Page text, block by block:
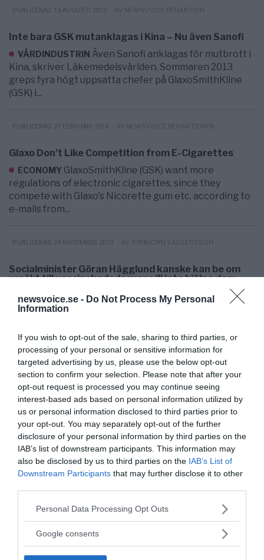
newsvoice.se - Do Not Process My Personal
Information
If you wish to opt-out of the sale, sharing to third parties, or
processing of your personal or sensitive information for
targeted advertising by us, please use the below opt-out
section to confirm your selection. Please note that after your
opt-out request is processed you may continue seeing
interest-based ads based on personal information utilized by
us or personal information disclosed to third parties prior to
your opt-out. You may separately opt-out of the further
disclosure of your personal information by third parties on the
IAB’s list of downstream participants. This information may
also be disclosed by us to third parties on the IAB’s List of
Downstream Participants that may further disclose it to other
Please note that this website/app uses one or more Google
not limited to your visit or usage behaviour. You may click to
use your data for below specified purposes in below Google
Personal Data Processing Opt Outs
Google consents
PUBLICERAD 13 AUGUSTI 2013 - AV NEWSVOICE REDAKTION
Inte bara GSK mutanklagas i Kina – Nu även Sanofi
VÅRDINDUSTRIN Även Sanofi anklagas för mutbrott i
Kina, skriver Läkemedelsvärlden. Sommaren 2013
greps fyra högt uppsatta chefer på GlaxoSmithKline
(GSK) i...
PUBLICERAD 21 FEBRUARI 2014 - AV NEWSVOICE REDAKTIONEN
Glaxo Don’t Like Competition from E-Cigarettes
ECONOMY GlaxoSmithKline (GSK) want more
regulations of electronic cigarettes, since they
compete with Glaxo's Nicorette gum etc, according to
e-mails from...
PUBLICERAD 24 NOVEMBER 2013 - AV TORBJÖRN SASSERSSON
Socialminister Göran Hägglund kanske kan be om
ursäkt till vaccinskadade men vill inte hjälpa dem
HÄLSADEBATT. Socialministern och KD-ledaren
Göran Hägglund är beredd att ge de människor som
skandalmassvaccineringen mot svininfluensa...
PUBLICERAD 23 JUNI 2015 - AV TORBJÖRN SASSERSSON
60 olagliga medicinsajter stängda – När stängs
GlaxoSmithKlines sajt?
VÅRDINDUSTRINDEBATT. Drygt 60 sajter med illegal
läkemedelsförsäljning har stängts genom ett
internationellt samarbete, skriver Jonas Sandstedt på
LäkemedelsVärlden i en artikel....
PUBLICERAD 23 OKTOBER 2011 - AV NEWS@NEWSVOICE
Media pushes success of GSK malaria vaccine while
ignoring deadly side effects
BIG PHARMANATURAL NEWS. "Mainstream media is